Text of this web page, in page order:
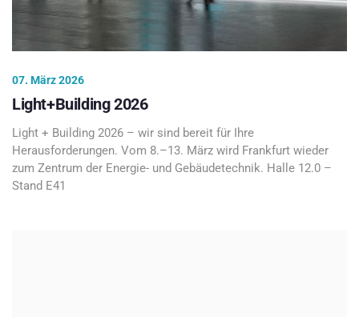
07. März 2026
Light+Building 2026
Light + Building 2026 – wir sind bereit für Ihre
Herausforderungen. Vom 8.–13. März wird Frankfurt wieder
zum Zentrum der Energie- und Gebäudetechnik. Halle 12.0 –
Stand E41